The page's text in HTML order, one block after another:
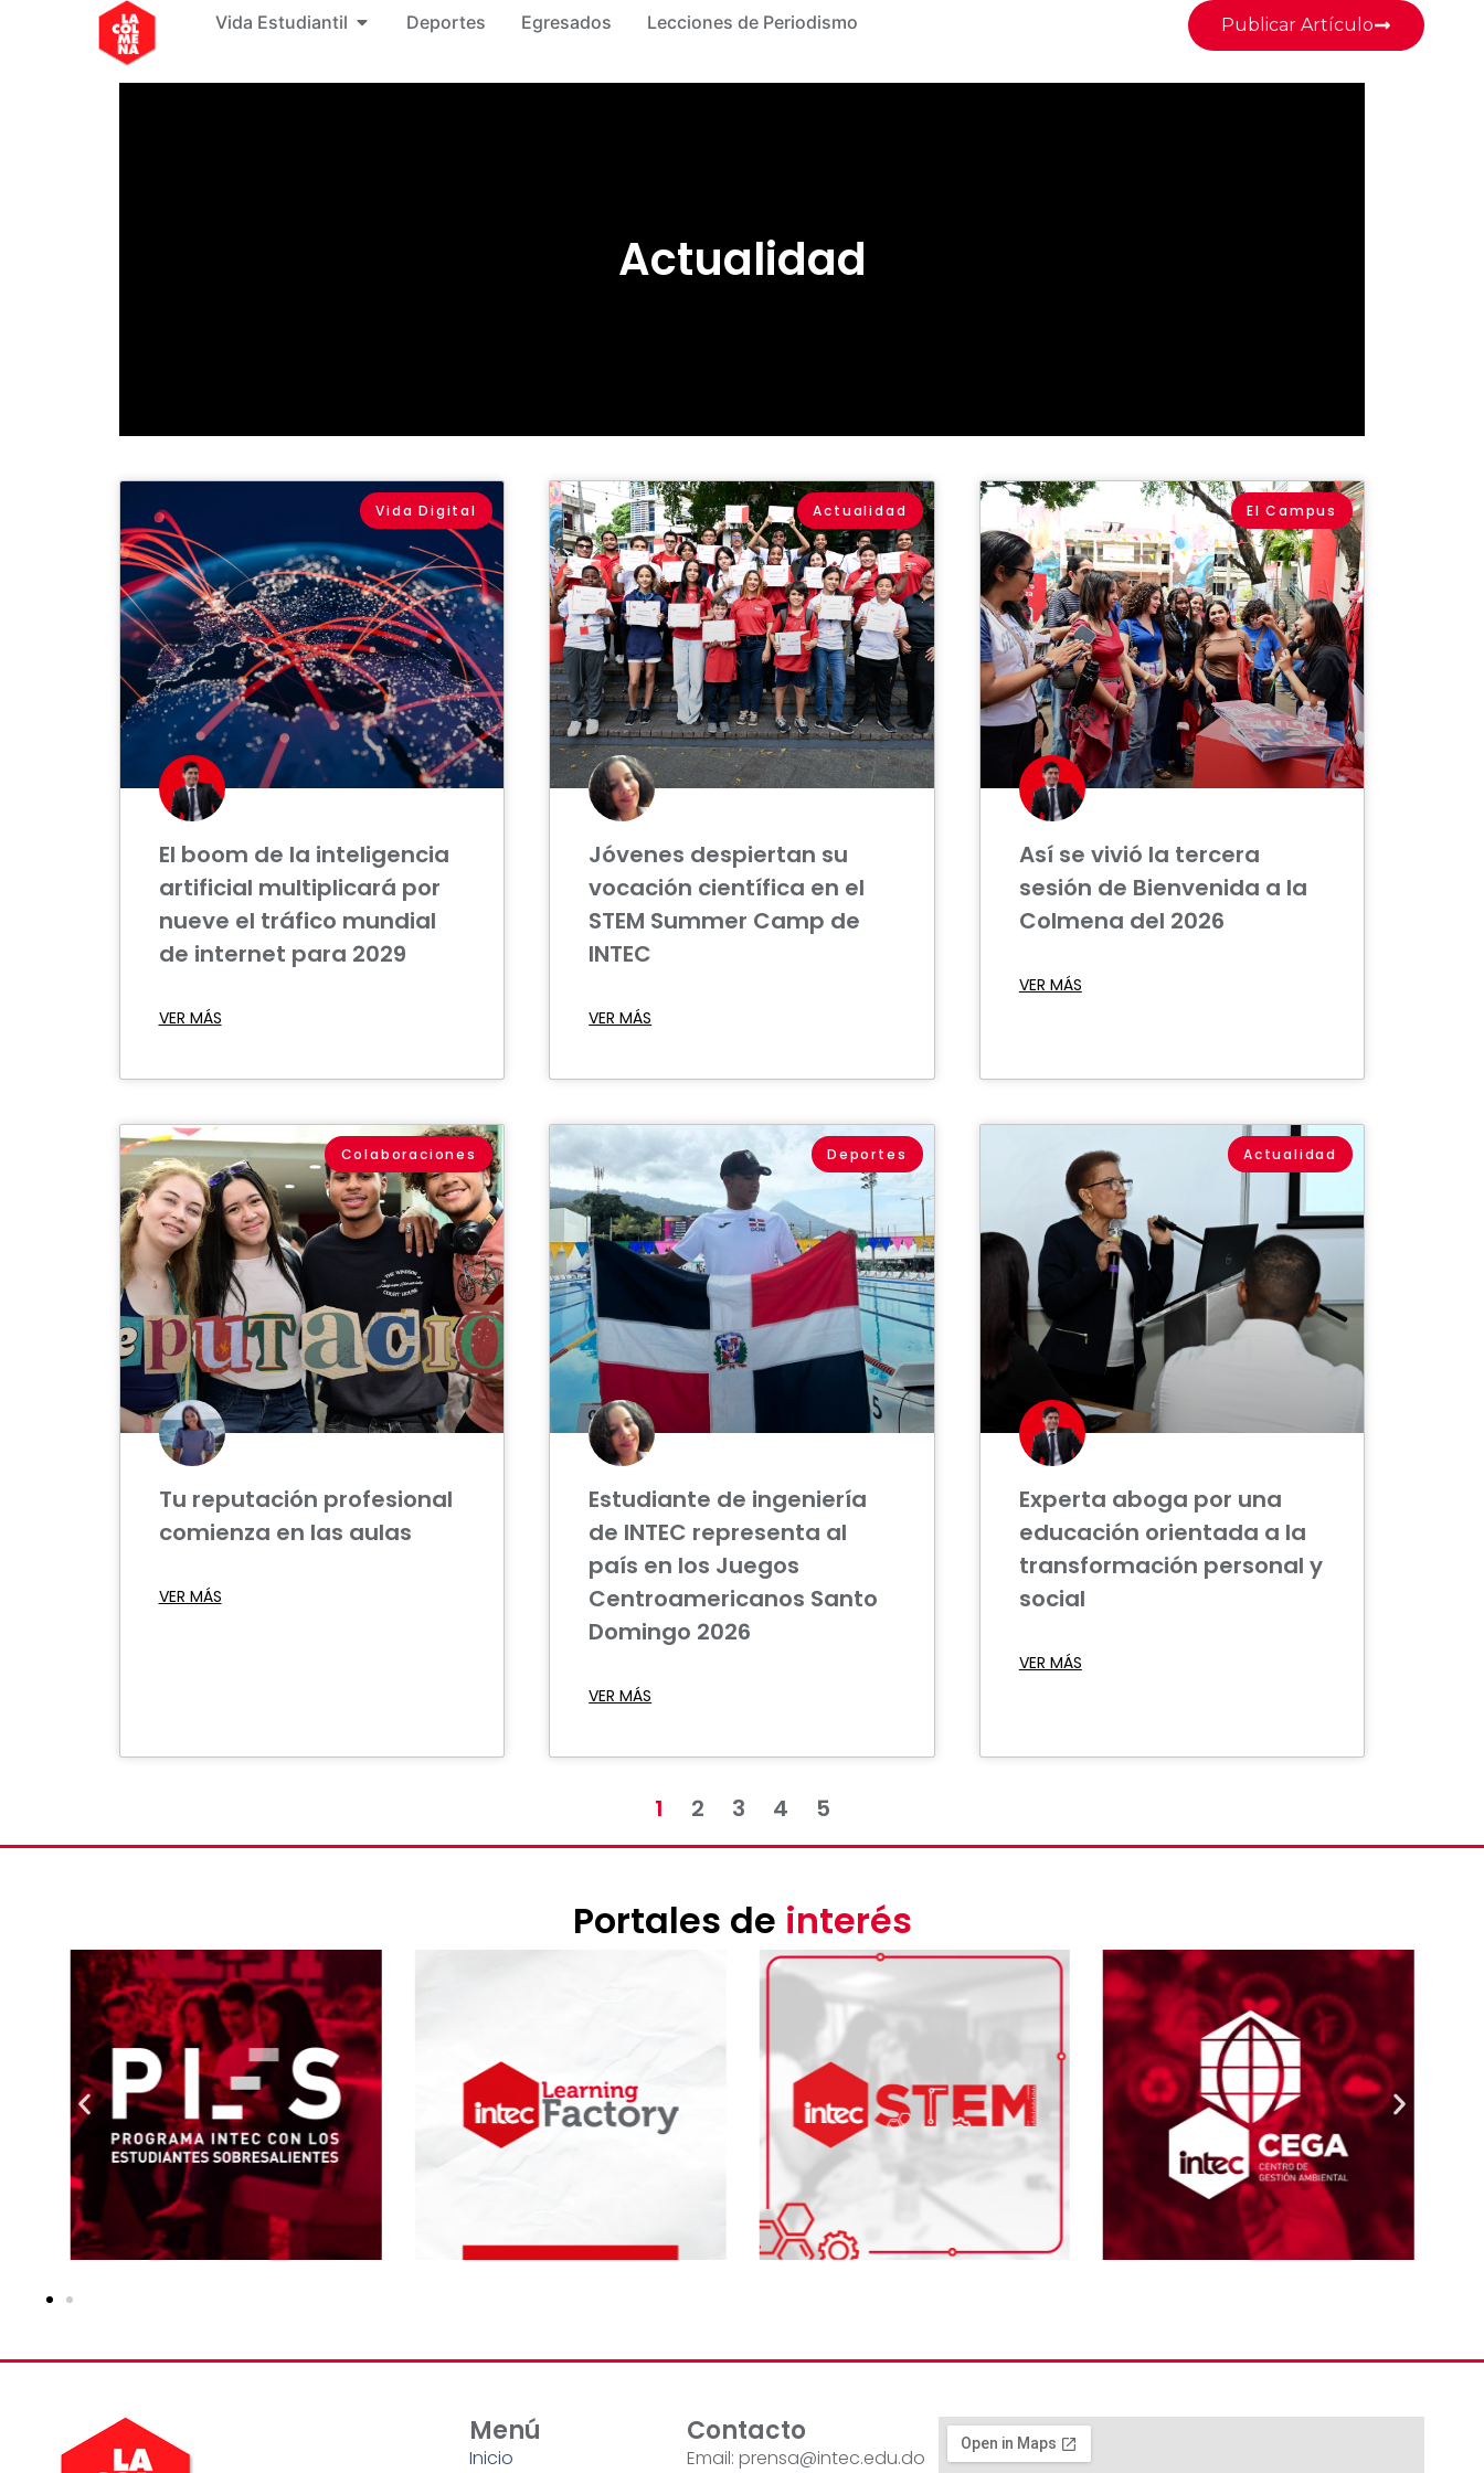
Vida Estudiantil Deportes Egresados Lecciones de Periodismo Publicar Artículo
Actualidad
Vida Digital
El boom de la inteligencia
artificial multiplicará por
nueve el tráfico mundial
de internet para 2029
VER MÁS
Actualidad
Jóvenes despiertan su
vocación científica en el
STEM Summer Camp de
INTEC
VER MÁS
El Campus
Así se vivió la tercera
sesión de Bienvenida a la
Colmena del 2026
VER MÁS
Colaboraciones
Tu reputación profesional
comienza en las aulas
VER MÁS
Deportes
Estudiante de ingeniería
de INTEC representa al
país en los Juegos
Centroamericanos Santo
Domingo 2026
VER MÁS
Actualidad
Experta aboga por una
educación orientada a la
transformación personal y
social
VER MÁS
1 2 3 4 5
Portales de interés
Menú
Inicio
Contacto
Email: prensa@intec.edu.do